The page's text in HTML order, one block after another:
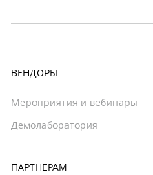
ВЕНДОРЫ
Мероприятия и вебинары
Демолаборатория
ПАРТНЕРАМ